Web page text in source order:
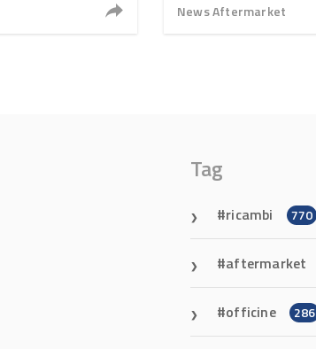
News Aftermarket
Tag
ricambi 770
aftermarket
officine 286